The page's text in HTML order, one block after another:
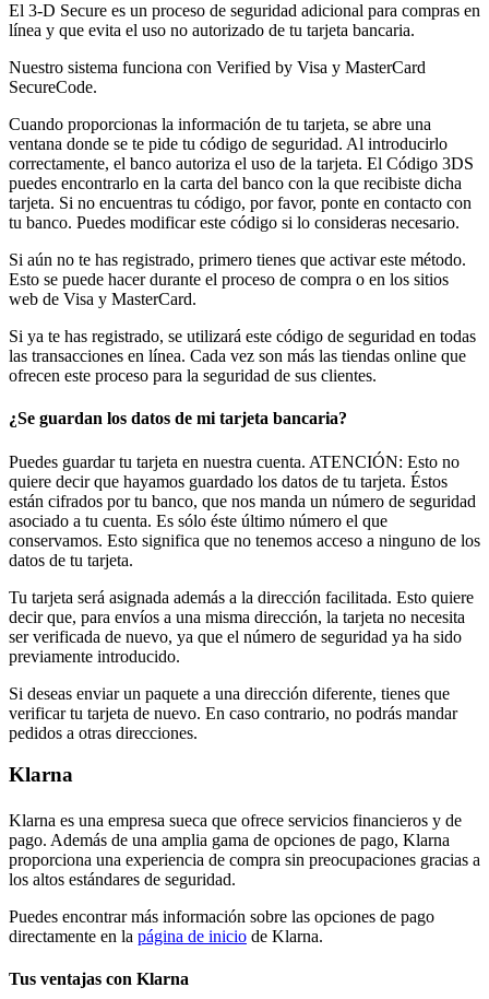
El 3-D Secure es un proceso de seguridad adicional para compras en
línea y que evita el uso no autorizado de tu tarjeta bancaria.
Nuestro sistema funciona con Verified by Visa y MasterCard
SecureCode.
Cuando proporcionas la información de tu tarjeta, se abre una
ventana donde se te pide tu código de seguridad. Al introducirlo
correctamente, el banco autoriza el uso de la tarjeta. El Código 3DS
puedes encontrarlo en la carta del banco con la que recibiste dicha
tarjeta. Si no encuentras tu código, por favor, ponte en contacto con
tu banco. Puedes modificar este código si lo consideras necesario.
Si aún no te has registrado, primero tienes que activar este método.
Esto se puede hacer durante el proceso de compra o en los sitios
web de Visa y MasterCard.
Si ya te has registrado, se utilizará este código de seguridad en todas
las transacciones en línea. Cada vez son más las tiendas online que
ofrecen este proceso para la seguridad de sus clientes.
¿Se guardan los datos de mi tarjeta bancaria?
Puedes guardar tu tarjeta en nuestra cuenta. ATENCIÓN: Esto no
quiere decir que hayamos guardado los datos de tu tarjeta. Éstos
están cifrados por tu banco, que nos manda un número de seguridad
asociado a tu cuenta. Es sólo éste último número el que
conservamos. Esto significa que no tenemos acceso a ninguno de los
datos de tu tarjeta.
Tu tarjeta será asignada además a la dirección facilitada. Esto quiere
decir que, para envíos a una misma dirección, la tarjeta no necesita
ser verificada de nuevo, ya que el número de seguridad ya ha sido
previamente introducido.
Si deseas enviar un paquete a una dirección diferente, tienes que
verificar tu tarjeta de nuevo. En caso contrario, no podrás mandar
pedidos a otras direcciones.
Klarna
Klarna es una empresa sueca que ofrece servicios financieros y de
pago. Además de una amplia gama de opciones de pago, Klarna
proporciona una experiencia de compra sin preocupaciones gracias a
los altos estándares de seguridad.
Puedes encontrar más información sobre las opciones de pago
directamente en la página de inicio de Klarna.
Tus ventajas con Klarna